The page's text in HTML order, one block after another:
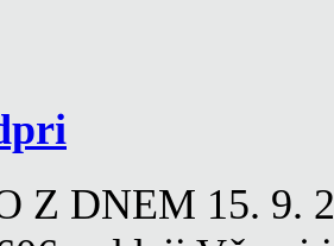
Z DNEM 15. 9.